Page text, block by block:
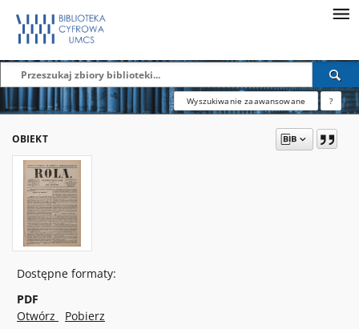
Wyszukiwanie zaawansowane ?
OBIEKT
Dostępne formaty:
PDF
Otwórz
Pobierz